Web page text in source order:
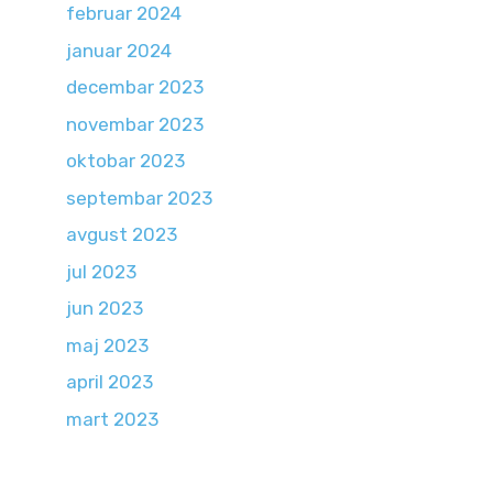
februar 2024
januar 2024
decembar 2023
novembar 2023
oktobar 2023
septembar 2023
avgust 2023
jul 2023
jun 2023
maj 2023
april 2023
mart 2023